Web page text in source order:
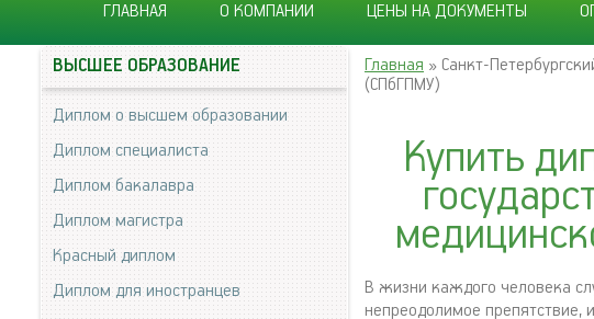
ГЛАВНАЯ О КОМПАНИИ ЦЕНЫ НА ДОКУМЕНТЫ
Главная » Санкт-
(СПбГПМУ)
Купить
В жизни каждого человека
непреодолимое препятствие,
ВЫСШЕЕ ОБРАЗОВАНИЕ
Диплом о высшем образовании
Диплом специалиста
Диплом бакалавра
Диплом магистра
Красный диплом
Диплом для иностранцев